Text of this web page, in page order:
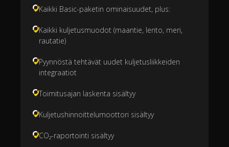
Kaikki Basic-paketin ominaisuudet, plus:
Kaikki kuljetusmuodot (maantie, lento, meri,
rautatie)
Pyynnöstä tehtävät uudet kuljetusliikkeiden
integraatiot
Toimitusajan laskenta sisältyy
Kuljetushinnoittelumoottori sisältyy
CO₂-raportointi sisältyy